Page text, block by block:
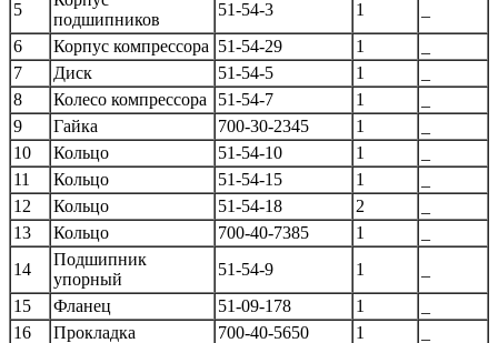
5
подшипников
51-54-3 1
6
Корпус компрессора 51-54-29 1
7
Диск 51-54-5 1
8
Колесо компрессора 51-54-7 1
9
Гайка 700-30-2345 1
10
Кольцо 51-54-10 1
11
Кольцо 51-54-15 1
12
Кольцо 51-54-18 2
13
Кольцо 700-40-7385 1
14
Подшипник
упорный
51-54-9 1
15
Фланец 51-09-178 1
16
Прокладка 700-40-5650 1